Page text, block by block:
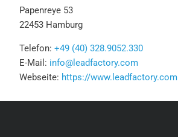
Papenreye 53
22453 Hamburg
Telefon: +49 (40) 328.9052.330
E-Mail: info@leadfactory.com
Webseite: https://www.leadfactory.com